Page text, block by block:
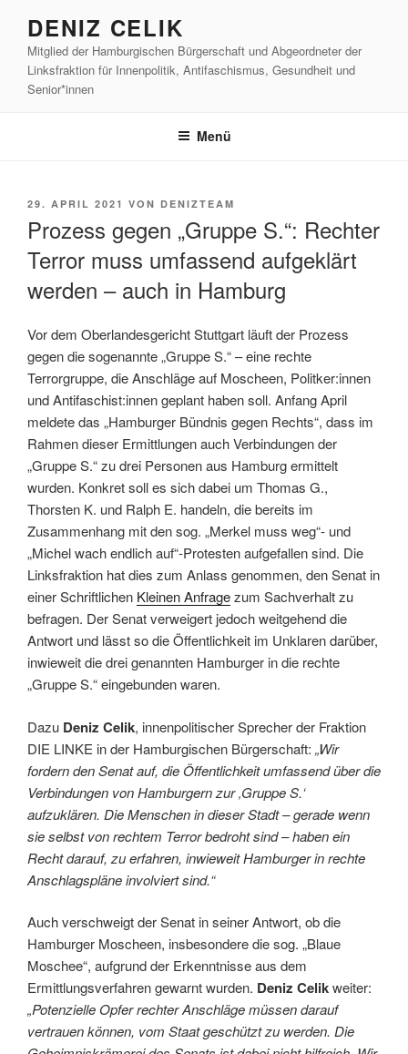
springen
DENIZ CELIK
Mitglied der Hamburgischen Bürgerschaft und Abgeordneter der
Linksfraktion für Innenpolitik, Antifaschismus, Gesundheit und
Senior*innen
Menü
VERÖFFENTLICHT
29. APRIL 2021 VON DENIZTEAM
Prozess gegen „Gruppe S.“: Rechter
Terror muss umfassend aufgeklärt
werden – auch in Hamburg
Vor dem Oberlandesgericht Stuttgart läuft der Prozess
gegen die sogenannte „Gruppe S.“ – eine rechte
Terrorgruppe, die Anschläge auf Moscheen, Politker:innen
und Antifaschist:innen geplant haben soll. Anfang April
meldete das „Hamburger Bündnis gegen Rechts“, dass im
Rahmen dieser Ermittlungen auch Verbindungen der
„Gruppe S.“ zu drei Personen aus Hamburg ermittelt
wurden. Konkret soll es sich dabei um Thomas G.,
Thorsten K. und Ralph E. handeln, die bereits im
Zusammenhang mit den sog. „Merkel muss weg“- und
„Michel wach endlich auf“-Protesten aufgefallen sind. Die
Linksfraktion hat dies zum Anlass genommen, den Senat in
einer Schriftlichen Kleinen Anfragezum Sachverhalt zu
befragen. Der Senat verweigert jedoch weitgehend die
Antwort und lässt so die Öffentlichkeit im Unklaren darüber,
inwieweit die drei genannten Hamburger in die rechte
„Gruppe S.“ eingebunden waren.
Dazu Deniz Celik, innenpolitischer Sprecher der Fraktion
DIE LINKE in der Hamburgischen Bürgerschaft: „Wir
fordern den Senat auf, die Öffentlichkeit umfassend über die
Verbindungen von Hamburgern zur ‚Gruppe S.‘
aufzuklären. Die Menschen in dieser Stadt – gerade wenn
sie selbst von rechtem Terror bedroht sind – haben ein
Recht darauf, zu erfahren, inwieweit Hamburger in rechte
Anschlagspläne involviert sind.“
Auch verschweigt der Senat in seiner Antwort, ob die
Hamburger Moscheen, insbesondere die sog. „Blaue
Moschee“, aufgrund der Erkenntnisse aus dem
Ermittlungsverfahren gewarnt wurden. Deniz Celikweiter:
„Potenzielle Opfer rechter Anschläge müssen darauf
vertrauen können, vom Staat geschützt zu werden. Die